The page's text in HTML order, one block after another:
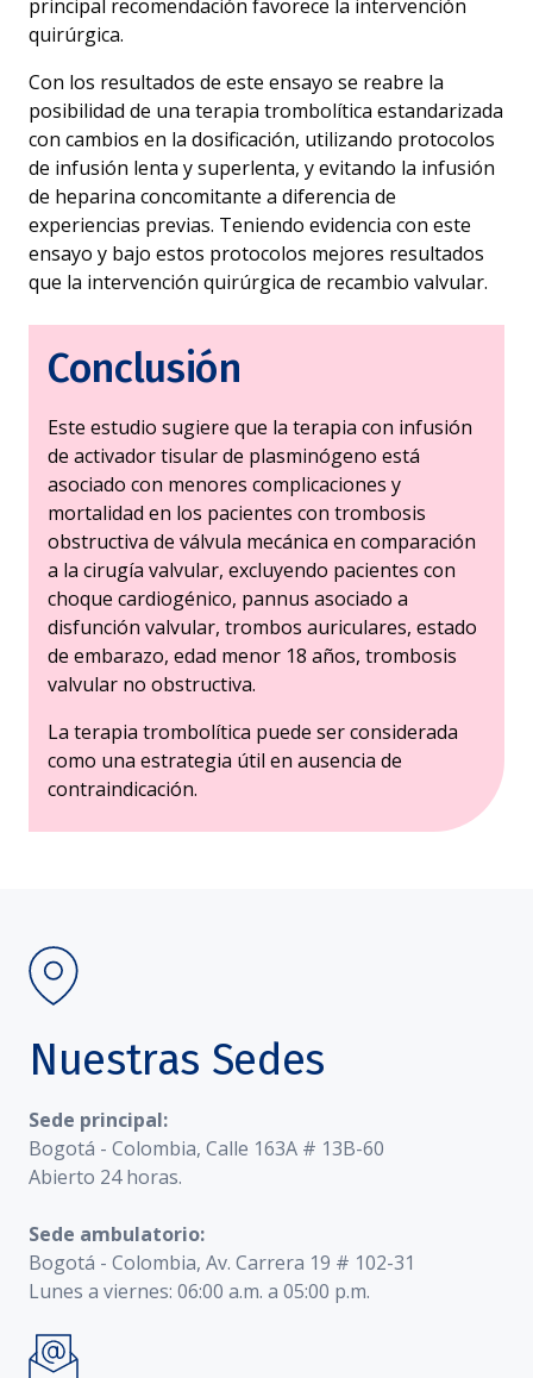
principal recomendación favorece la intervención
quirúrgica.
Con los resultados de este ensayo se reabre la
posibilidad de una terapia trombolítica estandarizada
con cambios en la dosificación, utilizando protocolos
de infusión lenta y superlenta, y evitando la infusión
de heparina concomitante a diferencia de
experiencias previas. Teniendo evidencia con este
ensayo y bajo estos protocolos mejores resultados
que la intervención quirúrgica de recambio valvular.
Conclusión
Este estudio sugiere que la terapia con infusión
de activador tisular de plasminógeno está
asociado con menores complicaciones y
mortalidad en los pacientes con trombosis
obstructiva de válvula mecánica en comparación
a la cirugía valvular, excluyendo pacientes con
choque cardiogénico, pannus asociado a
disfunción valvular, trombos auriculares, estado
de embarazo, edad menor 18 años, trombosis
valvular no obstructiva.
La terapia trombolítica puede ser considerada
como una estrategia útil en ausencia de
contraindicación.
Nuestras Sedes
Sede principal:
Bogotá - Colombia, Calle 163A # 13B-60
Abierto 24 horas.
Sede ambulatorio:
Bogotá - Colombia, Av. Carrera 19 # 102-31
Lunes a viernes: 06:00 a.m. a 05:00 p.m.